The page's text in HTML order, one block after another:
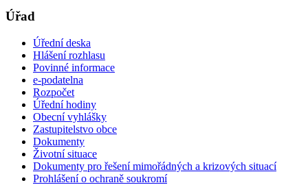
Úřad
Úřední deska
Hlášení rozhlasu
Povinné informace
e-podatelna
Rozpočet
Úřední hodiny
Obecní vyhlášky
Zastupitelstvo obce
Dokumenty
Životní situace
Dokumenty pro řešení mimořádných a krizových situací
Prohlášení o ochraně soukromí